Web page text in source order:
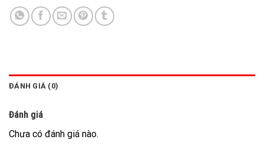
ĐÁNH GIÁ (0)
Đánh giá
Chưa có đánh giá nào.